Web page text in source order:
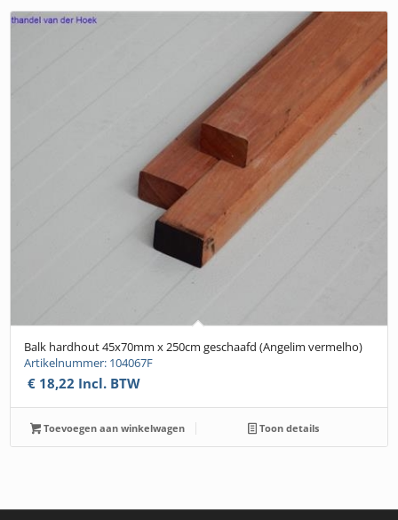
Balk hardhout 45x70mm x 250cm geschaafd (Angelim vermelho)
Artikelnummer: 104067F
€ 18,22 Incl. BTW
Toevoegen aan winkelwagen Toon details